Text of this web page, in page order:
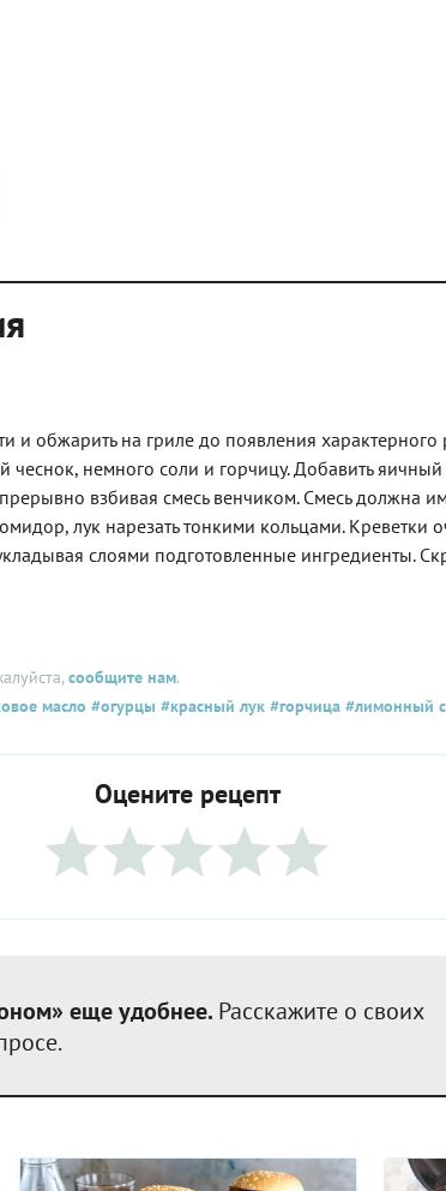
и обжарить на гриле до появления
чеснок, немного соли и горчицу. Добавить
взбивая смесь венчиком. Смесь должна
лук нарезать тонкими кольцами. Креветки
слоями подготовленные ингредиенты.
сообщите нам.
масло #огурцы #красный лук #горчица #лимонный
Оцените рецепт
еще удобнее. Расскажите о своих